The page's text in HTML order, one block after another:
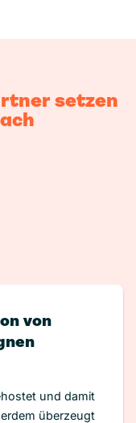
setzen
von
und damit
überzeugt